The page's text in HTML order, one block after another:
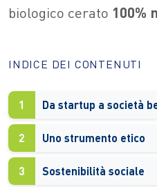
biologico cerato 100%
INDICE DEI CONTENUTI
1 Da startup a società
2 Uno strumento etico
3 Sostenibilità sociale